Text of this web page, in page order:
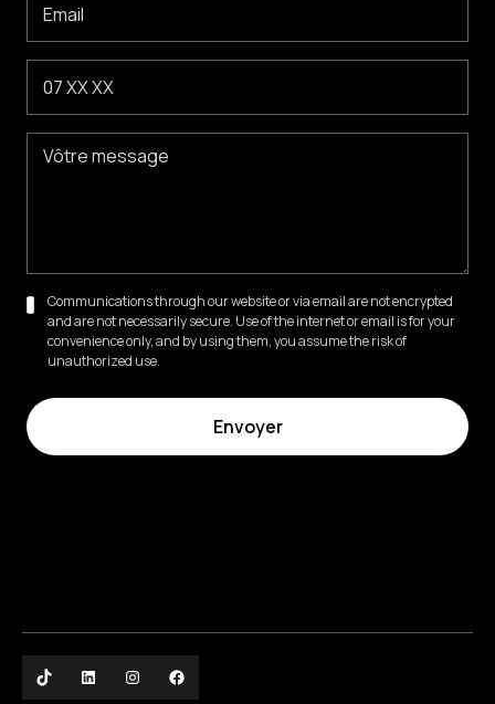
Communications through our website or via email are not encrypted
and are not necessarily secure. Use of the internet or email is for your
convenience only, and by using them, you assume the risk of
unauthorized use.
Cabinet d'Orthodontie Esthétique